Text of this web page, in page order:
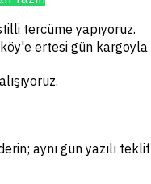
tercüme yapıyoruz.
ertesi gün kargoyla
aynı gün yazılı teklif